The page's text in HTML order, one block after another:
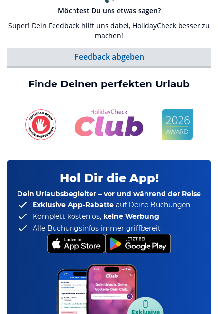
Möchtest Du uns etwas sagen?
Super! Dein Feedback hilft uns dabei, HolidayCheck besser zu
machen!
Feedback abgeben
Finde Deinen perfekten Urlaub
Hol Dir die App!
Dein Urlaubsbegleiter – vor und während der Reise
Exklusive App-Rabatte auf Deine Buchungen
Komplett kostenlos, keine Werbung
Alle Buchungsinfos immer griffbereit